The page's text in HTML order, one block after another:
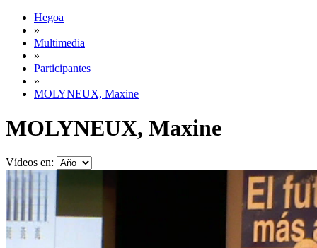
Hegoa
»
Multimedia
»
Participantes
»
MOLYNEUX, Maxine
MOLYNEUX, Maxine
Vídeos en: